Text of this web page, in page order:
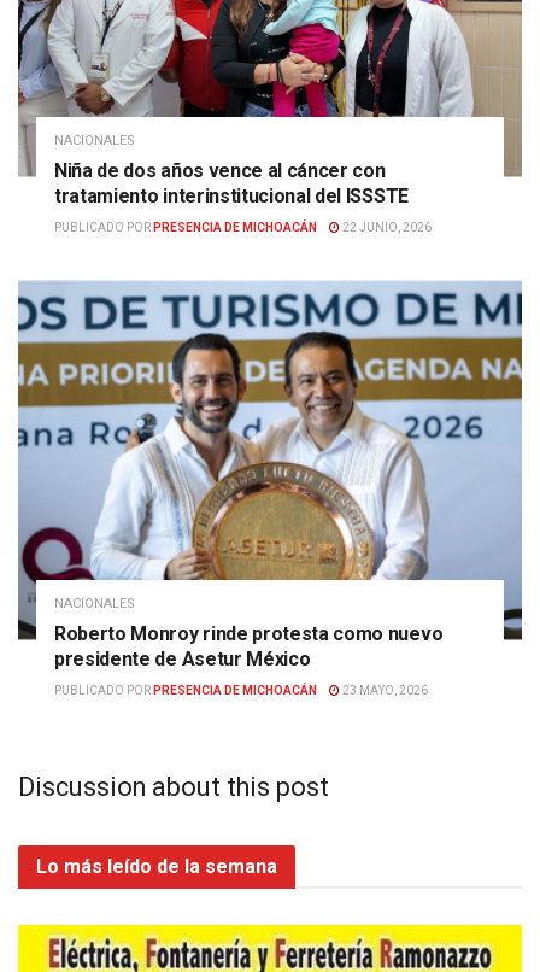
NACIONALES
Niña de dos años vence al cáncer con
tratamiento interinstitucional del ISSSTE
PUBLICADO POR PRESENCIA DE MICHOACÁN 22 JUNIO, 2026
NACIONALES
Roberto Monroy rinde protesta como nuevo
presidente de Asetur México
PUBLICADO POR PRESENCIA DE MICHOACÁN 23 MAYO, 2026
Discussion about this post
Lo más leído de la semana